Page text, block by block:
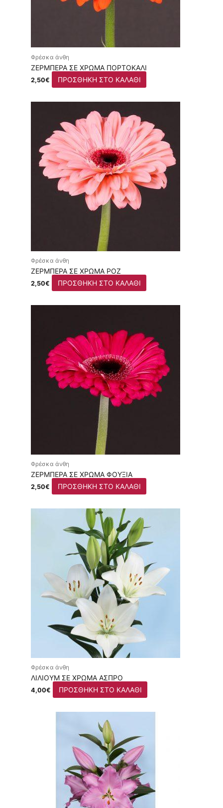
Φρέσκα άνθη
ΖΈΡΜΠΕΡΑ ΣΕ ΧΡΏΜΑ ΠΟΡΤΟΚΑΛΊ
2,50€ ΠΡΟΣΘΉΚΗ ΣΤΟ ΚΑΛΆΘΙ
Φρέσκα άνθη
ΖΈΡΜΠΕΡΑ ΣΕ ΧΡΏΜΑ ΡΟΖ
2,50€ ΠΡΟΣΘΉΚΗ ΣΤΟ ΚΑΛΆΘΙ
Φρέσκα άνθη
ΖΈΡΜΠΕΡΑ ΣΕ ΧΡΏΜΑ ΦΟΎΞΙΑ
2,50€ ΠΡΟΣΘΉΚΗ ΣΤΟ ΚΑΛΆΘΙ
Φρέσκα άνθη
ΛΊΛΙΟΥΜ ΣΕ ΧΡΏΜΑ ΆΣΠΡΟ
4,00€ ΠΡΟΣΘΉΚΗ ΣΤΟ ΚΑΛΆΘΙ